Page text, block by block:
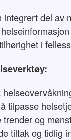
integrert del av
i
tilpasse
trender og
tiltak og tidlig